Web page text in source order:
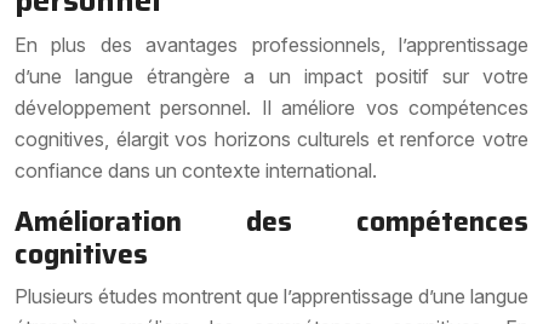
En plus des avantages professionnels, l’apprentissage
d’une langue étrangère a un impact positif sur votre
développement personnel. Il améliore vos compétences
cognitives, élargit vos horizons culturels et renforce votre
confiance dans un contexte international.
Amélioration des compétences
cognitives
Plusieurs études montrent que l’apprentissage d’une langue